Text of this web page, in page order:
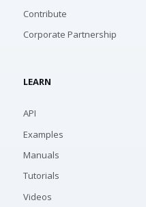
Contribute
Corporate Partnership
LEARN
API
Examples
Manuals
Tutorials
Videos